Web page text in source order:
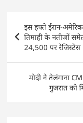
e
b
o
o
k
s
A
p
p
e
n
navigation
इस हफ्ते ईरान-
तिमाही के नतीजों
24,500 पर रेजिस्टेंस
मोदी ने तेलंगाना
गुजरात को